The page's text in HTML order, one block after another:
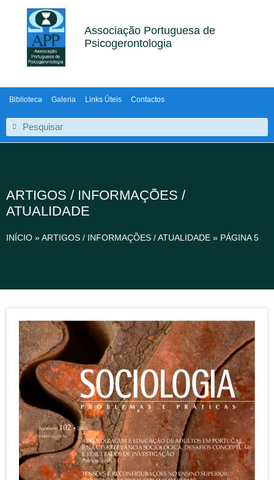
Associação Portuguesa de
Psicogerontologia
Biblioteca Galeria Links Úteis Contactos
ARTIGOS / INFORMAÇÕES /
ATUALIDADE
INÍCIO »ARTIGOS / INFORMAÇÕES / ATUALIDADE » PÁGINA 5